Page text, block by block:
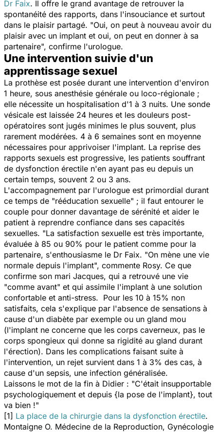
Dr Faix. Il offre le grand avantage de retrouver la
spontanéité des rapports, dans l'insouciance et surtout
dans le plaisir partagé. "Oui, on peut à nouveau avoir du
plaisir avec un implant et oui, on peut en donner à sa
partenaire", confirme l'urologue.
Une intervention suivie d'un
apprentissage sexuel
La prothèse est posée durant une intervention d'environ
1 heure, sous anesthésie générale ou loco-régionale ;
elle nécessite un hospitalisation d'1 à 3 nuits. Une sonde
vésicale est laissée 24 heures et les douleurs post-
opératoires sont jugés minimes le plus souvent, plus
rarement modérées. 4 à 6 semaines sont en moyenne
nécessaires pour apprivoiser l'implant. La reprise des
rapports sexuels est progressive, les patients souffrant
de dysfonction érectile n'en ayant pas eu depuis un
certain temps, souvent 2 ou 3 ans.
L'accompagnement par l'urologue est primordial durant
ce temps de "rééducation sexuelle" ; il faut entourer le
couple pour donner davantage de sérénité et aider le
patient à reprendre confiance dans ses capacités
sexuelles. "La satisfaction sexuelle est très importante,
évaluée à 85 ou 90% pour le patient comme pour la
partenaire, s'enthousiasme le Dr Faix. "On mène une vie
normale depuis l'implant", commente Rosy. Ce que
confirme son mari Jacques, qui a retrouvé une vie
"comme avant" et qui assimile l'implant à une solution
confortable et anti-stress. Pour les 10 à 15% non
satisfaits, cela s'explique par l'absence de sensations à
cause d'un diabète par exemple ou un gland mou
(l'implant ne concerne que les corps caverneux, pas le
corps spongieux qui donne sa rigidité au gland durant
l'érection). Dans les complications faisant suite à
l'intervention, un rejet survient dans 1 à 3% des cas, à
cause d'un sepsis, une infection généralisée.
Laissons le mot de la fin à Didier : "C'était insupportable
psychologiquement et depuis {la pose de l'implant}, tout
va bien !"
[1] La place de la chirurgie dans la dysfonction érectile.
Montaigne O. Médecine de la Reproduction, Gynécologie